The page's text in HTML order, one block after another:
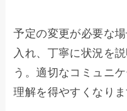
予定の変更が必要な
入れ、丁寧に状況を
う。適切なコミュニ
理解を得やすくなりま